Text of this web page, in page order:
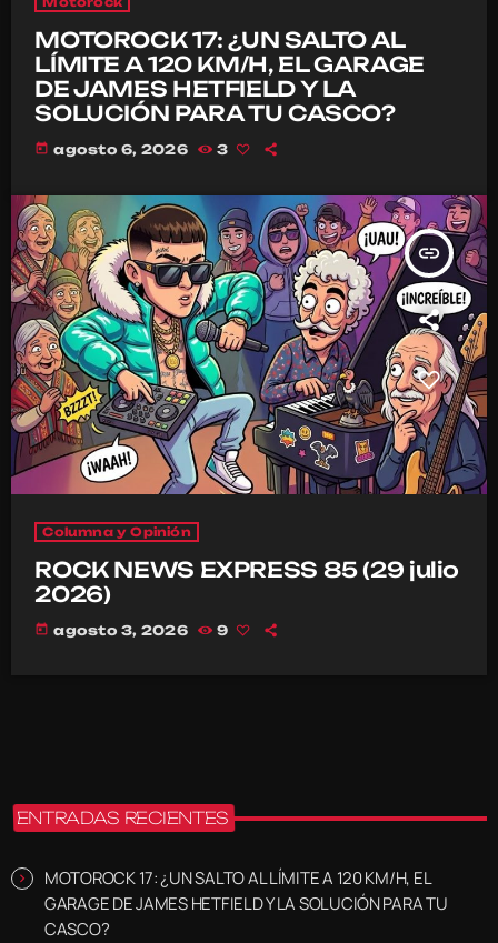
MOTOROCK 17: ¿UN SALTO AL
LÍMITE A 120 KM/H, EL GARAGE
DE JAMES HETFIELD Y LA
SOLUCIÓN PARA TU CASCO?
today agosto 6, 2026 3
insert_link
Columna y Opinión
ROCK NEWS EXPRESS 85 (29 julio
2026)
today agosto 3, 2026 9
ENTRADAS RECIENTES
MOTOROCK 17: ¿UN SALTO AL LÍMITE A 120 KM/H, EL
GARAGE DE JAMES HETFIELD Y LA SOLUCIÓN PARA TU
CASCO?